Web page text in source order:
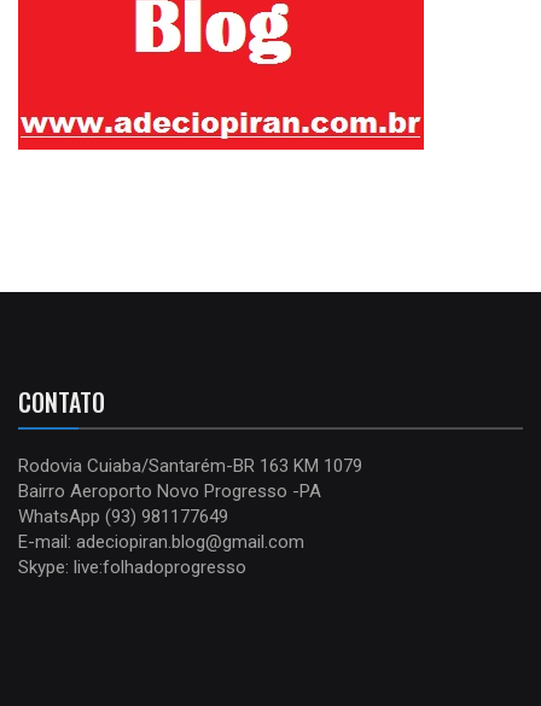
CONTATO
Rodovia Cuiaba/Santarém-BR 163 KM 1079
Bairro Aeroporto Novo Progresso -PA
WhatsApp (93) 981177649
E-mail: adeciopiran.blog@gmail.com
Skype: live:folhadoprogresso